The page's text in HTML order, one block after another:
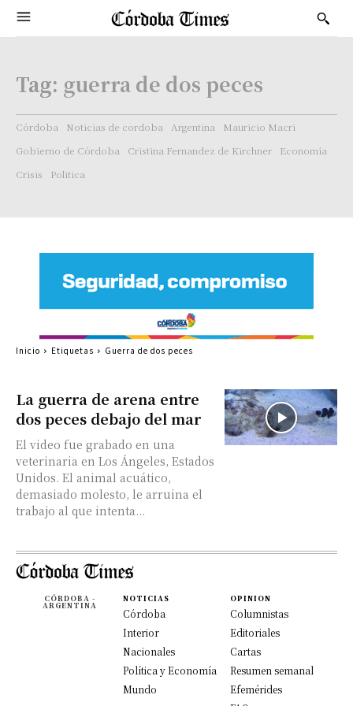
Tag: guerra de dos peces
Córdoba Noticias de cordoba Argentina
Mauricio Macri
Gobierno de Córdoba
Cristina Fernandez de Kirchner
Economía
Crisis
Politica
La guerra de arena entre
dos peces debajo del mar
El video fue grabado en una
veterinaria en Los Ángeles, Estados
Unidos. El animal acuático,
demasiado molesto, le arruina el
trabajo al que intenta...
Inicio Etiquetas Guerra de dos peces
CÓRDOBA -
ARGENTINA
NOTICIAS
Córdoba
Interior
Nacionales
Política y Economía
Mundo
OPINION
Columnistas
Editoriales
Cartas
Resumen semanal
Efemérides